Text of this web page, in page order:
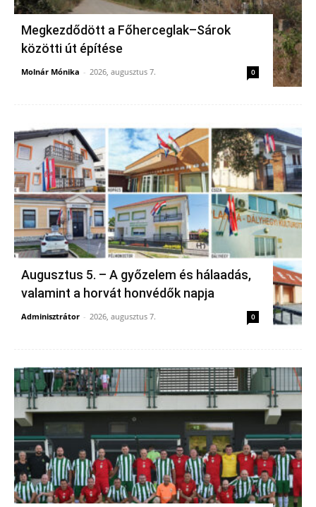
Megkezdődött a Főherceglak–Sárok
közötti út építése
Molnár Mónika - 2026, augusztus 7. 0
Augusztus 5. – A győzelem és hálaadás,
valamint a horvát honvédők napja
Adminisztrátor - 2026, augusztus 7. 0